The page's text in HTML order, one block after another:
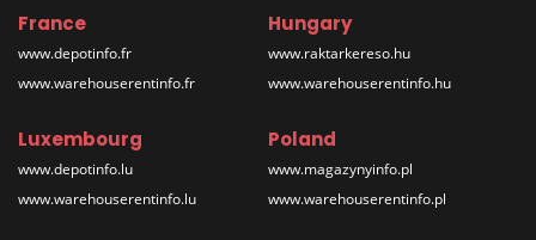
France
www.depotinfo.fr
www.warehouserentinfo.fr
Hungary
www.raktarkereso.hu
www.warehouserentinfo.hu
Luxembourg
www.depotinfo.lu
www.warehouserentinfo.lu
Poland
www.magazynyinfo.pl
www.warehouserentinfo.pl